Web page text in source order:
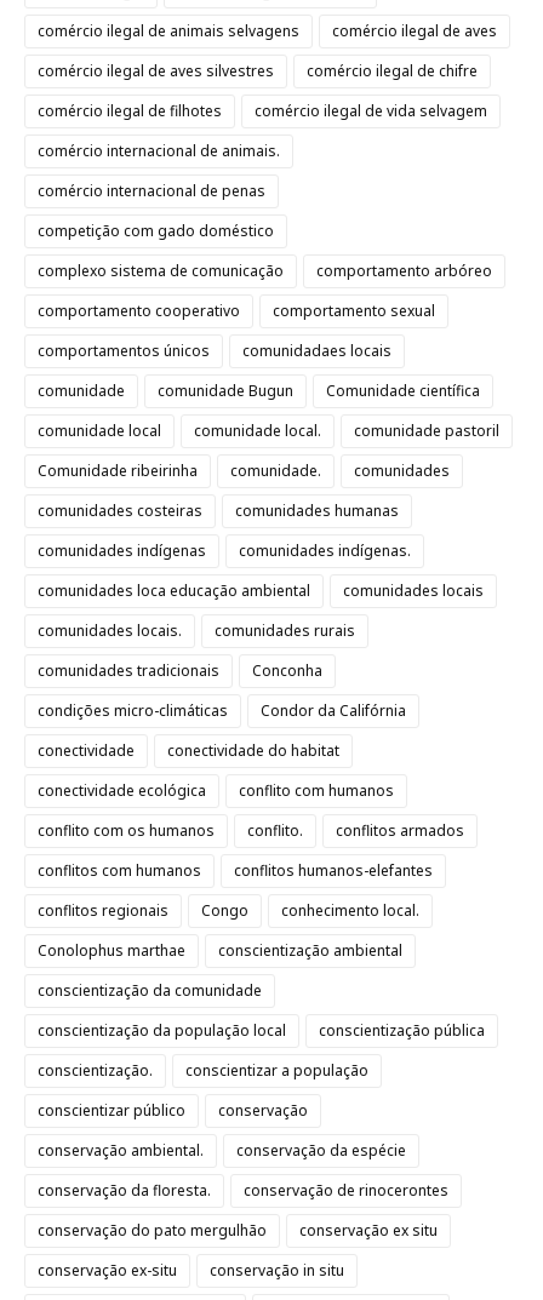
comércio ilegal de animais selvagens
comércio ilegal de aves
comércio ilegal de aves silvestres
comércio ilegal de chifre
comércio ilegal de filhotes
comércio ilegal de vida selvagem
comércio internacional de animais.
comércio internacional de penas
competição com gado doméstico
complexo sistema de comunicação
comportamento arbóreo
comportamento cooperativo
comportamento sexual
comportamentos únicos
comunidadaes locais
comunidade
comunidade Bugun
Comunidade científica
comunidade local
comunidade local.
comunidade pastoril
Comunidade ribeirinha
comunidade.
comunidades
comunidades costeiras
comunidades humanas
comunidades indígenas
comunidades indígenas.
comunidades loca educação ambiental
comunidades locais
comunidades locais.
comunidades rurais
comunidades tradicionais
Conconha
condições micro-climáticas
Condor da Califórnia
conectividade
conectividade do habitat
conectividade ecológica
conflito com humanos
conflito com os humanos
conflito.
conflitos armados
conflitos com humanos
conflitos humanos-elefantes
conflitos regionais
Congo
conhecimento local.
Conolophus marthae
conscientização ambiental
conscientização da comunidade
conscientização da população local
conscientização pública
conscientização.
conscientizar a população
conscientizar público
conservação
conservação ambiental.
conservação da espécie
conservação da floresta.
conservação de rinocerontes
conservação do pato mergulhão
conservação ex situ
conservação ex-situ
conservação in situ